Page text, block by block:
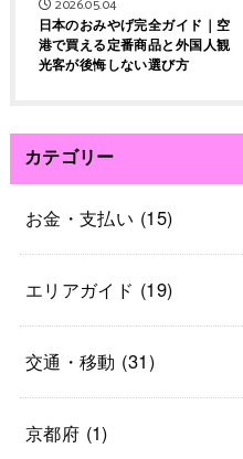
2026.05.04
日本のおみやげ完全ガイド｜空
港で買える定番商品と外国人観
光客が後悔しない選び方
カテゴリー
お金・支払い (15)
エリアガイド (19)
交通・移動 (31)
京都府 (1)